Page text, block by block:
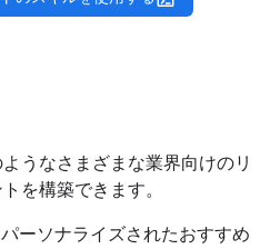
うなさまざまな業界向けのリ
を構築できます。
パーソナライズされたおすすめ